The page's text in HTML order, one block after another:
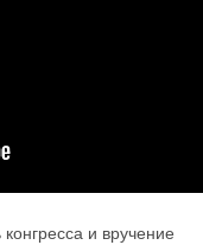
и вручение